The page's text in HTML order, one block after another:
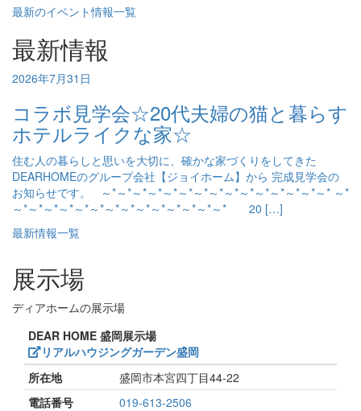
最新のイベント情報一覧
最新情報
2026年7月31日
コラボ見学会☆20代夫婦の猫と暮らす
ホテルライクな家☆
住む人の暮らしと思いを大切に、確かな家づくりをしてきた
DEARHOMEのグループ会社【ジョイホーム】から 完成見学会の
お知らせです。 ～*～*～*～*～*～*～*～*～*～*～*～*～*～*～* ～*
～*～*～*～*～*～*～*～*～*～*～*～*～*～* 20 […]
最新情報一覧
展示場
ディアホームの展示場
DEAR HOME 盛岡展示場
リアルハウジングガーデン盛岡
所在地
盛岡市本宮四丁目44-22
電話番号
019-613-2506